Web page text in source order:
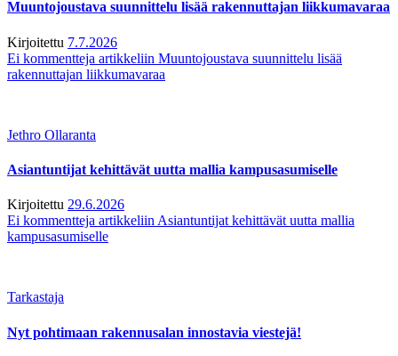
Muuntojoustava suunnittelu lisää rakennuttajan liikkumavaraa
Kirjoitettu 7.7.2026
Ei kommentteja artikkeliin Muuntojoustava suunnittelu lisää
rakennuttajan liikkumavaraa
Jethro Ollaranta
Asiantuntijat kehittävät uutta mallia kampusasumiselle
Kirjoitettu 29.6.2026
Ei kommentteja artikkeliin Asiantuntijat kehittävät uutta mallia
kampusasumiselle
Tarkastaja
Nyt pohtimaan rakennusalan innostavia viestejä!